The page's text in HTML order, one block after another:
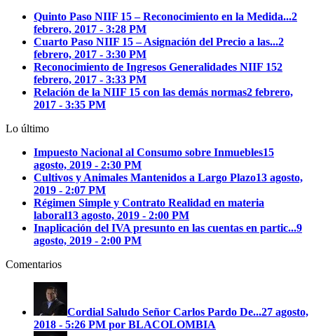
Quinto Paso NIIF 15 – Reconocimiento en la Medida...2
febrero, 2017 - 3:28 PM
Cuarto Paso NIIF 15 – Asignación del Precio a las...2
febrero, 2017 - 3:30 PM
Reconocimiento de Ingresos Generalidades NIIF 152
febrero, 2017 - 3:33 PM
Relación de la NIIF 15 con las demás normas2 febrero,
2017 - 3:35 PM
Lo último
Impuesto Nacional al Consumo sobre Inmuebles15
agosto, 2019 - 2:30 PM
Cultivos y Animales Mantenidos a Largo Plazo13 agosto,
2019 - 2:07 PM
Régimen Simple y Contrato Realidad en materia
laboral13 agosto, 2019 - 2:00 PM
Inaplicación del IVA presunto en las cuentas en partic...9
agosto, 2019 - 2:00 PM
Comentarios
Cordial Saludo Señor Carlos Pardo De...27 agosto,
2018 - 5:26 PM por BLACOLOMBIA